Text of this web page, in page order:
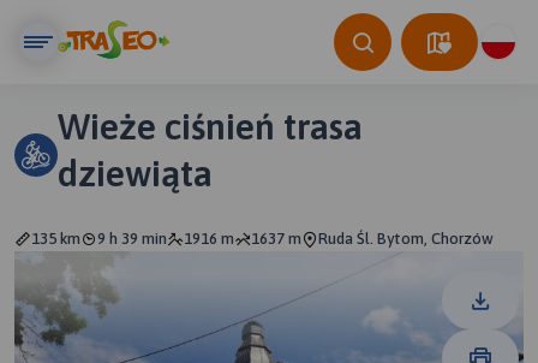
Wieże ciśnień trasa
dziewiąta
135 km 9 h 39 min 1916 m 1637 m Ruda Śl. Bytom, Chorzów